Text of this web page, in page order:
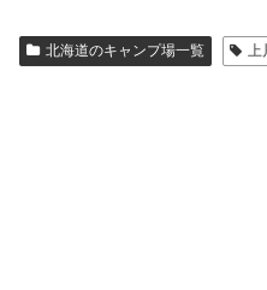
北海道のキャンプ場一覧 上